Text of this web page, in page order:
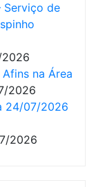
Serviço de
na Área
2026
24/07/2026
2026